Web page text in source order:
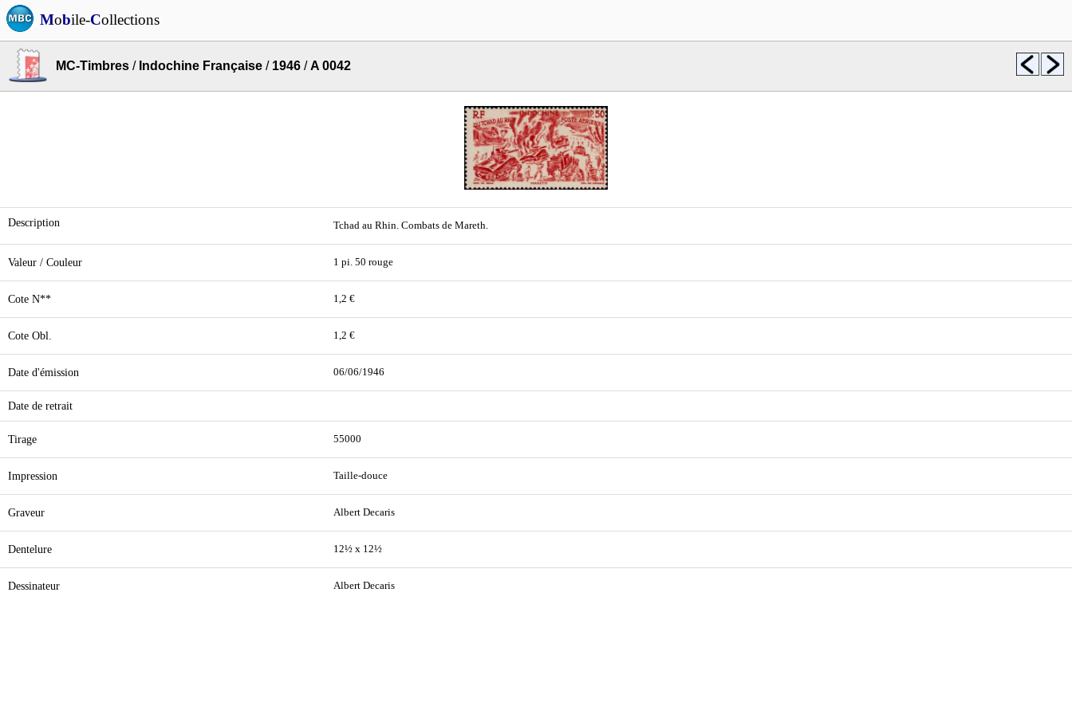
Mobile-Collections
MC-Timbres / Indochine Française / 1946 /A 0042
Description Tchad au Rhin. Combats de Mareth.
Valeur / Couleur 1 pi. 50 rouge
Cote N** 1,2 €
Cote Obl. 1,2 €
Date d'émission 06/06/1946
Date de retrait
Tirage 55000
Impression Taille-douce
Graveur Albert Decaris
Dentelure 12½ x 12½
Dessinateur Albert Decaris